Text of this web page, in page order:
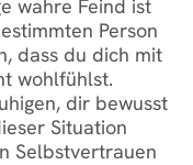
wahre Feind ist
Person
dass du dich mit
wohlfühlst.
dir bewusst
Situation
Selbstvertrauen